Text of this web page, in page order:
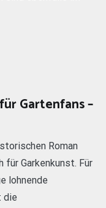
Gartenfans –
Roman
für Garkenkunst. Für
lohnende
die